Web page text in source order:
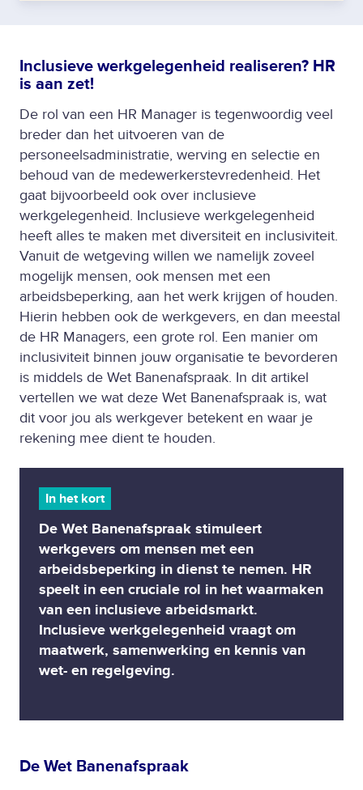
Inclusieve werkgelegenheid realiseren? HR
is aan zet!
De rol van een HR Manager is tegenwoordig veel
breder dan het uitvoeren van de
personeelsadministratie, werving en selectie en
behoud van de medewerkerstevredenheid. Het
gaat bijvoorbeeld ook over inclusieve
werkgelegenheid. Inclusieve werkgelegenheid
heeft alles te maken met diversiteit en inclusiviteit.
Vanuit de wetgeving willen we namelijk zoveel
mogelijk mensen, ook mensen met een
arbeidsbeperking, aan het werk krijgen of houden.
Hierin hebben ook de werkgevers, en dan meestal
de HR Managers, een grote rol. Een manier om
inclusiviteit binnen jouw organisatie te bevorderen
is middels de Wet Banenafspraak. In dit artikel
vertellen we wat deze Wet Banenafspraak is, wat
dit voor jou als werkgever betekent en waar je
rekening mee dient te houden.
In het kort
De Wet Banenafspraak stimuleert
werkgevers om mensen met een
arbeidsbeperking in dienst te nemen. HR
speelt in een cruciale rol in het waarmaken
van een inclusieve arbeidsmarkt.
Inclusieve werkgelegenheid vraagt om
maatwerk, samenwerking en kennis van
wet- en regelgeving.
De Wet Banenafspraak